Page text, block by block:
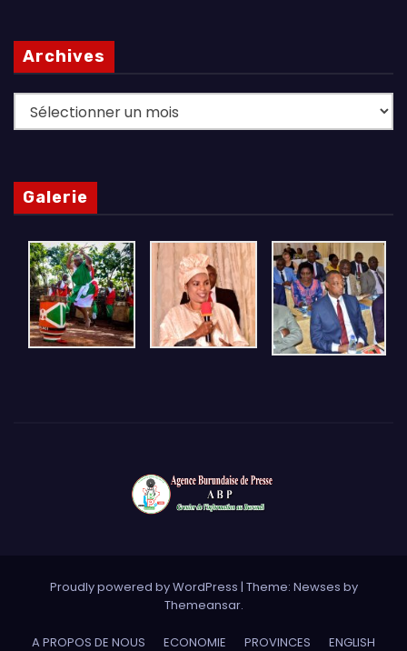
Archives
Archives
Galerie
Proudly powered by WordPress | Theme: Newses by
Themeansar.
A PROPOS DE NOUS ECONOMIE PROVINCES ENGLISH